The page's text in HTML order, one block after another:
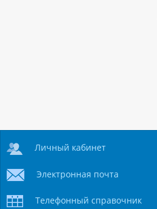
Личный кабинет
Электронная почта
Телефонный справочник